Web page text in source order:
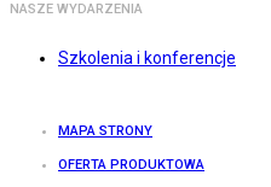
NASZE WYDARZENIA
Szkolenia i konferencje
MAPA STRONY
OFERTA PRODUKTOWA